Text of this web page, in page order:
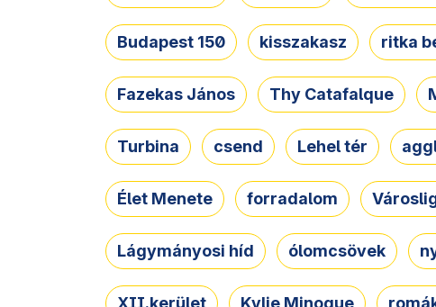
Budapest 150 kisszakasz ritka
Fazekas János Thy Catafalque
Turbina csend Lehel tér
Élet Menete forradalom
Lágymányosi híd ólomcsövek
XII.kerület Kylie Minogue